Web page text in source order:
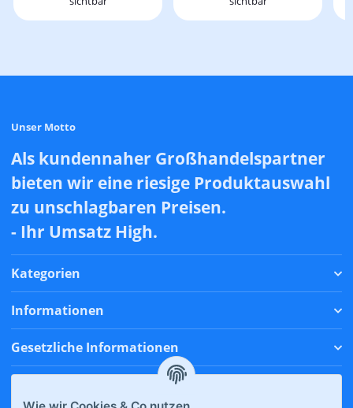
Unser Motto
Als kundennaher Großhandelspartner
bieten wir eine riesige Produktauswahl
zu unschlagbaren Preisen.
- Ihr Umsatz High.
Kategorien
Informationen
Gesetzliche Informationen